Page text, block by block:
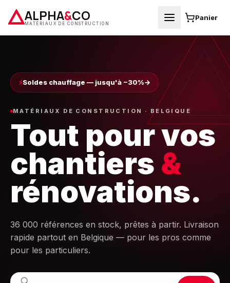
ALPHA&CO
MATÉRIAUX DE CONSTRUCTION
Panier
⚡Soldes chauffage — jusqu'à −30%→
MATÉRIAUX DE CONSTRUCTION · BELGIQUE
Tout pour vos
chantiers &
rénovations.
36 000 références en stock, prêtes à partir. Livraison
rapide partout en Belgique — pour les pros comme
pour les particuliers.